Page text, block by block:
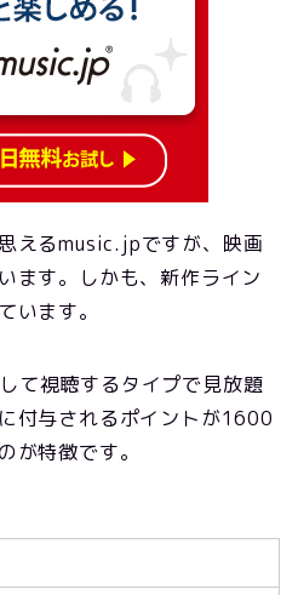
えるmusic.jpですが、映画
ます。しかも、新作ライン
います。
て視聴するタイプで見放題
付与されるポイントが1600
が特徴です。